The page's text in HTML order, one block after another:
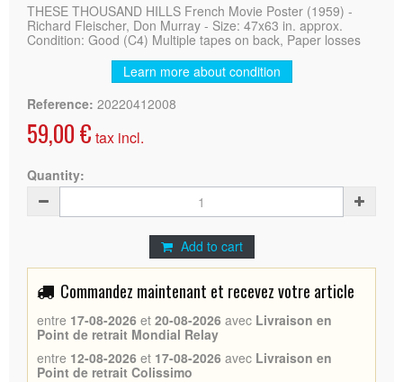
THESE THOUSAND HILLS French Movie Poster (1959) -
Richard Fleischer, Don Murray - Size: 47x63 in. approx.
Condition: Good (C4) Multiple tapes on back, Paper losses
Learn more about condition
Reference: 20220412008
59,00 € tax incl.
Quantity:
Add to cart
Commandez maintenant et recevez votre article
entre 17-08-2026 et 20-08-2026 avec Livraison en
Point de retrait Mondial Relay
entre 12-08-2026 et 17-08-2026 avec Livraison en
Point de retrait Colissimo